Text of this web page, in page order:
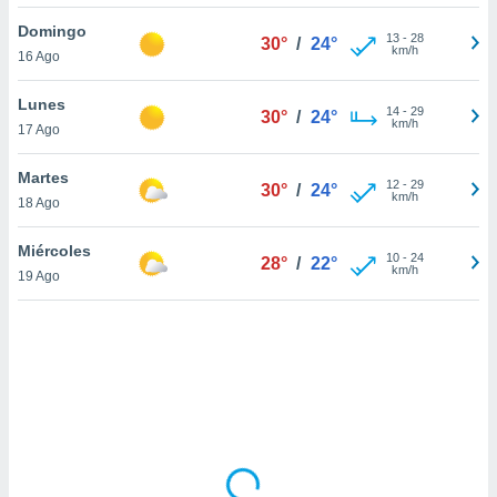
sitio
En
sean
el sitio
ni para
o
Domingo
16 Ago
30° / 24° 13- 28
km/h
Lunes
17 Ago
30° / 24° 14- 29
km/h
Martes
18 Ago
30° / 24° 12- 29
km/h
Miércoles
19 Ago
28° / 22° 10- 24
km/h